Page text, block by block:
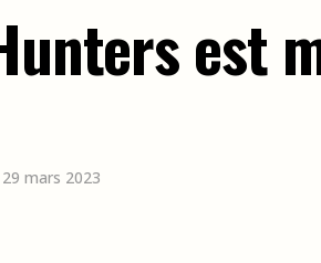
est
mars 2023